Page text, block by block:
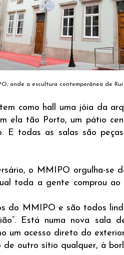
onde a escultura contemporânea de
como hall uma jóia da
ela tão Porto, um pátio
E todas as salas são
o MMIPO orgulha-se
toda a gente comprou
do MMIPO e são todos
Está numa nova sala
um acesso direto do
de outro sítio qualquer, à